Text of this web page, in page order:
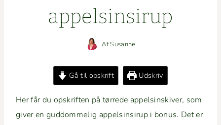
appelsinsirup
AfSusanne
Gå til opskrift Udskriv
Her får du opskriften på tørrede appelsin­skiv­er, som
giv­er en gud­dom­melig appelsin­sirup i bonus. Det er